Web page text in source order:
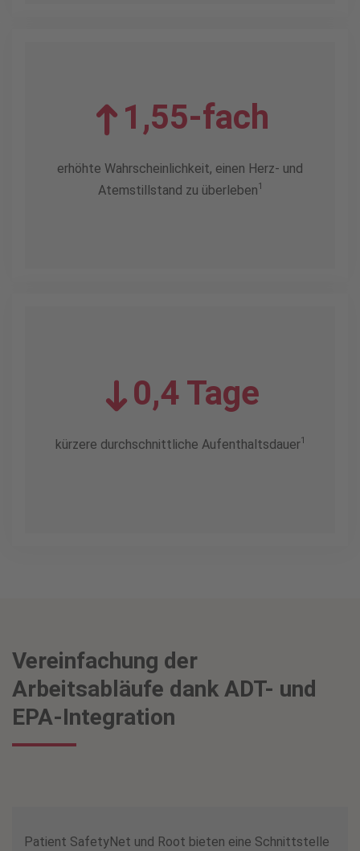
1,55-fach
erhöhte Wahrscheinlichkeit, einen Herz- und
Atemstillstand zu überleben1
0,4 Tage
kürzere durchschnittliche Aufenthaltsdauer1
Vereinfachung der
Arbeitsabläufe dank ADT- und
EPA-Integration
Patient SafetyNet und Root bieten eine Schnittstelle